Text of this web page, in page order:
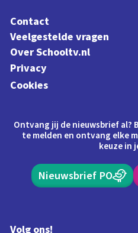
Contact
Veelgestelde vragen
Over Schooltv.nl
Privacy
Cookies
Ontvang jij de nieuwsbrief al?
te melden en ontvang elke
keuze in
Nieuwsbrief PO
Volg ons!